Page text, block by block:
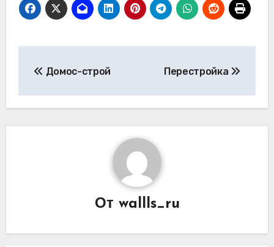
записям
Домос-строй Перестройка
От wallls_ru